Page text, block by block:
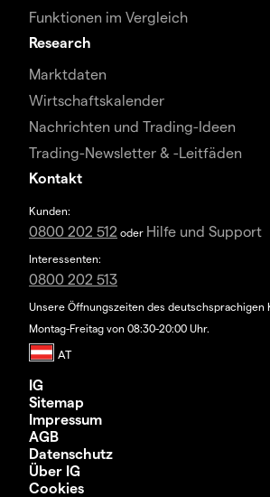
Funktionen im Vergleich
Research
Marktdaten
Wirtschaftskalender
Nachrichten und Trading-Ideen
Trading-Newsletter & -Leitfäden
Kontakt
Kunden:
0800 202 512 oder Hilfe und Support
Interessenten:
0800 202 513
Unsere Öffnungszeiten des deutschsprachigen
Montag-Freitag von 08:30-20:00 Uhr.
IG
Sitemap
Impressum
AGB
Datenschutz
Über IG
Cookies